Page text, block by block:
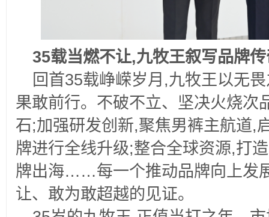
35载当燃不让,九牧王叙写品牌
回首35载峥嵘岁月,九牧王以无
果敢前行。不破不立、坚决火烧次
石;加强研发创新,聚焦男裤主航道,
牌进行全线升级;整合全球资源,打
牌出海……每一个推动品牌向上发
让、敢为敢超越的见证。